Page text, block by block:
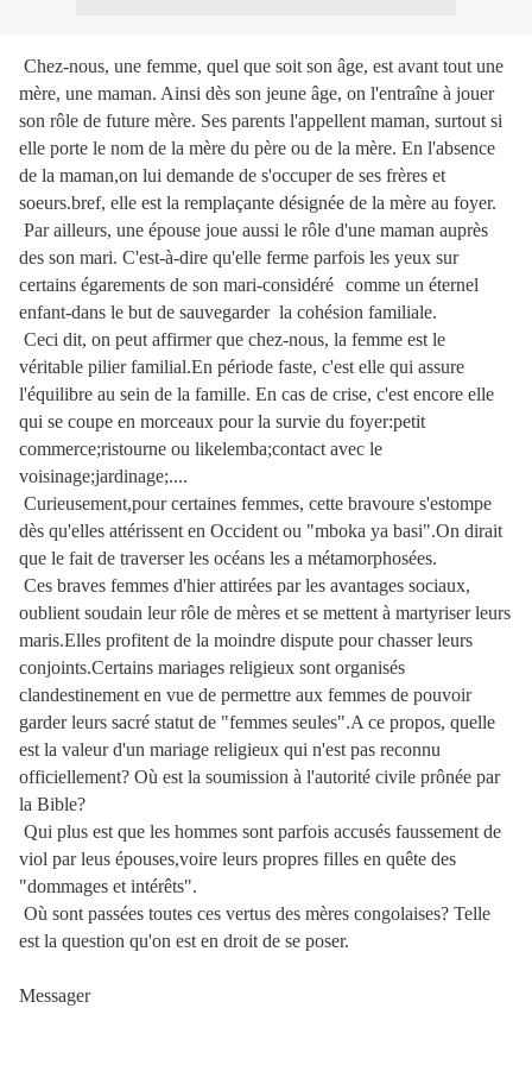
Chez-nous, une femme, quel que soit son âge, est avant tout une
mère, une maman. Ainsi dès son jeune âge, on l'entraîne à jouer
son rôle de future mère. Ses parents l'appellent maman, surtout si
elle porte le nom de la mère du père ou de la mère. En l'absence
de la maman,on lui demande de s'occuper de ses frères et
soeurs.bref, elle est la remplaçante désignée de la mère au foyer.
Par ailleurs, une épouse joue aussi le rôle d'une maman auprès
des son mari. C'est-à-dire qu'elle ferme parfois les yeux sur
certains égarements de son mari-considéré comme un éternel
enfant-dans le but de sauvegarder la cohésion familiale.
Ceci dit, on peut affirmer que chez-nous, la femme est le
véritable pilier familial.En période faste, c'est elle qui assure
l'équilibre au sein de la famille. En cas de crise, c'est encore elle
qui se coupe en morceaux pour la survie du foyer:petit
commerce;ristourne ou likelemba;contact avec le
voisinage;jardinage;....
Curieusement,pour certaines femmes, cette bravoure s'estompe
dès qu'elles attérissent en Occident ou "mboka ya basi".On dirait
que le fait de traverser les océans les a métamorphosées.
Ces braves femmes d'hier attirées par les avantages sociaux,
oublient soudain leur rôle de mères et se mettent à martyriser leurs
maris.Elles profitent de la moindre dispute pour chasser leurs
conjoints.Certains mariages religieux sont organisés
clandestinement en vue de permettre aux femmes de pouvoir
garder leurs sacré statut de "femmes seules".A ce propos, quelle
est la valeur d'un mariage religieux qui n'est pas reconnu
officiellement? Où est la soumission à l'autorité civile prônée par
la Bible?
Qui plus est que les hommes sont parfois accusés faussement de
viol par leus épouses,voire leurs propres filles en quête des
"dommages et intérêts".
Où sont passées toutes ces vertus des mères congolaises? Telle
est la question qu'on est en droit de se poser.
Messager